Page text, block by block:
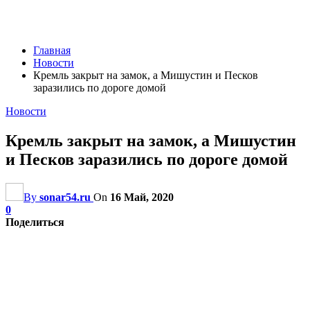
Главная
Новости
Кремль закрыт на замок, а Мишустин и Песков
заразились по дороге домой
Новости
Кремль закрыт на замок, а Мишустин
и Песков заразились по дороге домой
By sonar54.ru On 16 Май, 2020
0
Поделиться